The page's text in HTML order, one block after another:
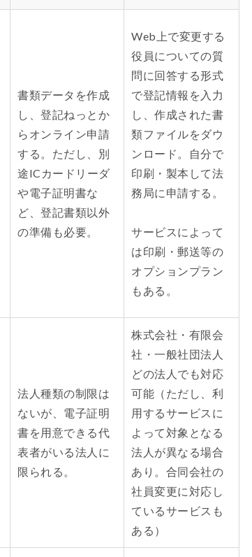
書類データを作成
し、登記ねっとか
らオンライン申請
する。ただし、別
途ICカードリーダ
や電子証明書な
ど、登記書類以外
の準備も必要。
Web上で変更する
役員についての質
問に回答する形式
で登記情報を入力
し、作成された書
類ファイルをダウ
ンロード。自分で
印刷・製本して法
務局に申請する。
サービスによって
は印刷・郵送等の
オプションプラン
もある。
法人種類の制限は
ないが、電子証明
書を用意できる代
表者がいる法人に
限られる。
株式会社・有限会
社・一般社団法人
どの法人でも対応
可能（ただし、利
用するサービスに
よって対象となる
法人が異なる場合
あり。合同会社の
社員変更に対応し
ているサービスも
ある）